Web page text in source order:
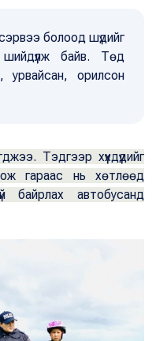
сэрвээ болоод шүдийг
байв. Төд
урвайсан, орилсон
Тэдгээр хүүхдүүдийг
гараас нь хөтлөөд
байрлах автобусанд